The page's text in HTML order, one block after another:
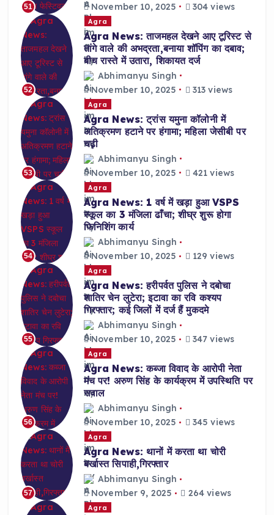
51
November 10, 2025
304 views
52
Agra
Agra News: ताजमहल देखने आए टूरिस्ट से
तांगे वाले की अभद्रता,बनाया शॉपिंग का दबाव;
बीच रास्ते में उतारा, शिकायत दर्ज
Abhimanyu Singh
November 10, 2025
313 views
53
Agra
Agra News: ट्रांस यमुना कॉलोनी में
अतिक्रमण हटाने पर हंगामा; महिला जेसीबी पर
चढ़ी
Abhimanyu Singh
November 10, 2025
421 views
54
Agra
Agra News: 1 वर्ष में खड़ा हुआ VSPS
स्कूल का 3 मंजिला ढाँचा; शीघ्र शुरू होगा
फिनिशिंग कार्य
Abhimanyu Singh
November 10, 2025
129 views
55
Agra
Agra News: हरीपर्वत पुलिस ने दबोचा
शातिर चेन लुटेरा; इटावा का रवि कश्यप
गिरफ्तार; कई जिलों में दर्ज हैं मुकदमे
Abhimanyu Singh
November 10, 2025
347 views
56
Agra
Agra News: कब्जा विवाद के आरोपी नेता
मंच पर! अरुण सिंह के कार्यक्रम में उपस्थिति पर
सवाल
Abhimanyu Singh
November 10, 2025
345 views
57
Agra
Agra News: थानों में करता था चोरी
बर्खास्त सिपाही,गिरफ्तार
Abhimanyu Singh
November 9, 2025
264 views
Agra